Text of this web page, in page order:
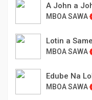
A John a
MBOA SAWA
Lotin a
MBOA SAWA
Edube Na
MBOA SAWA